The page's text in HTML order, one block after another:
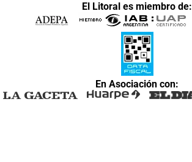
El Litoral es miembro de:
En Asociación con: